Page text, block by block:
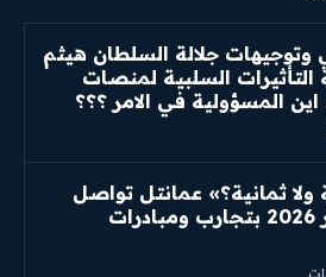
وتوجيهات جلالة السلطان هيثم
السلبية لمنصات
اين المسؤولية في الامر ؟؟؟
ثمانية؟» عمانتل تواصل
أنشطة خريف ظفار 2026 بتجارب ومبادرات